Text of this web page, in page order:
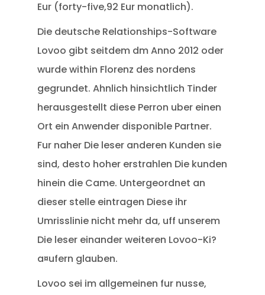
Eur (forty-five,92 Eur monatlich).
Die deutsche Relationships-Software
Lovoo gibt seitdem dm Anno 2012 oder
wurde within Florenz des nordens
gegrundet. Ahnlich hinsichtlich Tinder
herausgestellt diese Perron uber einen
Ort ein Anwender disponible Partner.
Fur naher Die leser anderen Kunden sie
sind, desto hoher erstrahlen Die kunden
hinein die Came. Untergeordnet an
dieser stelle eintragen Diese ihr
Umrisslinie nicht mehr da, uff unserem
Die leser einander weiteren Lovoo-Ki?
a¤ufern glauben.
Lovoo sei im allgemeinen fur nusse,